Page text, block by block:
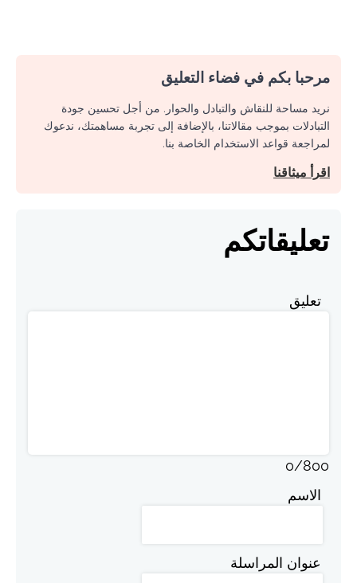
مرحبا بكم في فضاء التعليق
نريد مساحة للنقاش والتبادل والحوار. من أجل تحسين جودة
التبادلات بموجب مقالاتنا، بالإضافة إلى تجربة مساهمتك، ندعوك
لمراجعة قواعد الاستخدام الخاصة بنا.
اقرأ ميثاقنا
تعليقاتكم
تعليق
0/800
الاسم
عنوان المراسلة